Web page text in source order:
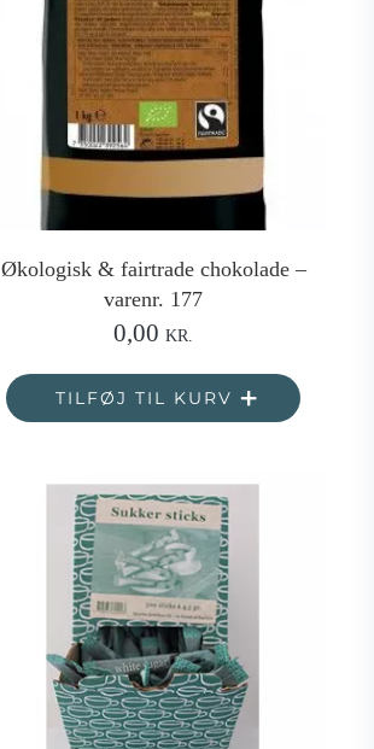
Økologisk & fairtrade chokolade –
varenr. 177
0,00 KR.
TILFØJ TIL KURV